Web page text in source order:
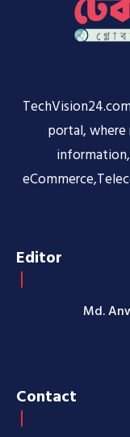
portal,
Editor
Md.
Contact